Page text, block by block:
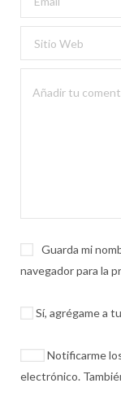
Guarda mi
navegador para la
Sí, agrégame a
Notificarme
electrónico.